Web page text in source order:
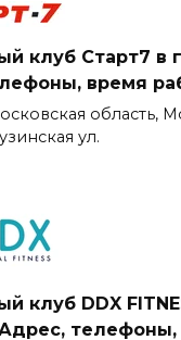
клуб Старт7 в
время
область,
ул.
клуб DDX